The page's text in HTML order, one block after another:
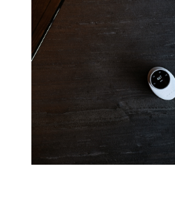
Nous
Carrières
Trouver